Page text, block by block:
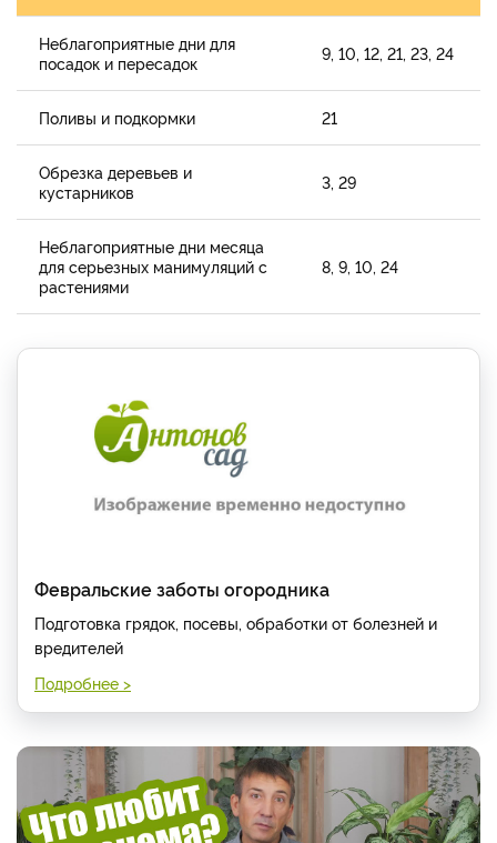
Неблагоприятные дни для
посадок и пересадок
9, 10, 12, 21, 23, 24
Поливы и подкормки 21
Обрезка деревьев и
кустарников
3, 29
Неблагоприятные дни месяца
для серьезных манимуляций с
растениями
8, 9, 10, 24
Февральские заботы огородника
Подготовка грядок, посевы, обработки от болезней и
вредителей
Подробнее >